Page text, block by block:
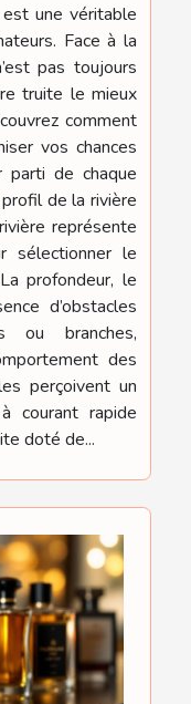
une véritable
Face à la
pas toujours
truite le mieux
comment
vos chances
de chaque
de la rivière
représente
sélectionner le
profondeur, le
d’obstacles
ou branches,
des
perçoivent un
courant rapide
doté de...